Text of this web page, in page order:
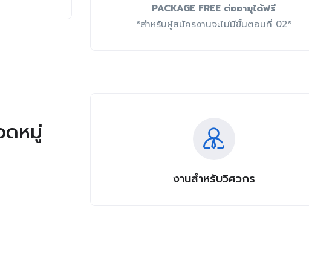
PACKAGE FREE ต่ออายุได้ฟรี
*สำหรับผู้สมัครงานจะไม่มีขั้นตอนที่ 02*
ดหมู่
งานสำหรับวิศวกร